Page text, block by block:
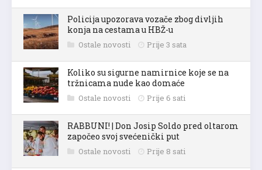
Policija upozorava vozače zbog divljih
konja na cestama u HBŽ-u
Ostale novosti Prije 3 sata
Koliko su sigurne namirnice koje se na
tržnicama nude kao domaće
Ostale novosti Prije 6 sati
RABBUNI! | Don Josip Soldo pred oltarom
započeo svoj svećenički put
Ostale novosti Prije 8 sati